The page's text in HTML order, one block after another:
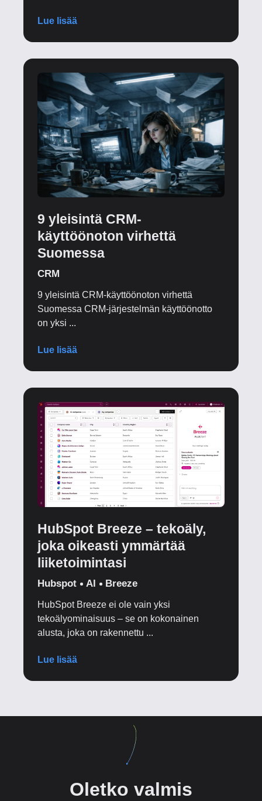
Lue lisää
9 yleisintä CRM-
käyttöönoton virhettä
Suomessa
CRM
9 yleisintä CRM-käyttöönoton virhettä
Suomessa CRM-järjestelmän käyttöönotto
on yksi ...
Lue lisää
HubSpot Breeze – tekoäly,
joka oikeasti ymmärtää
liiketoimintasi
Hubspot AI Breeze
HubSpot Breeze ei ole vain yksi
tekoälyominaisuus – se on kokonainen
alusta, joka on rakennettu ...
Lue lisää
Oletko valmis